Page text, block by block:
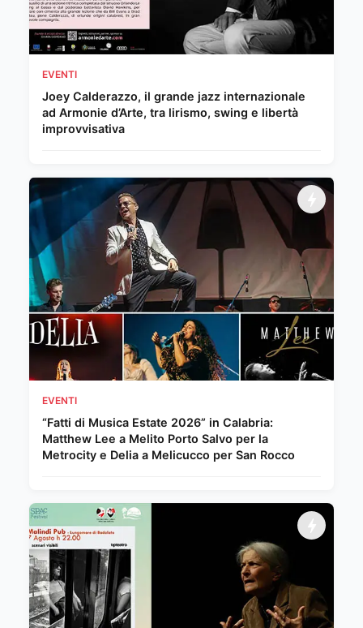
EVENTI
Joey Calderazzo, il grande jazz internazionale
ad Armonie d’Arte, tra lirismo, swing e libertà
improvvisativa
EVENTI
“Fatti di Musica Estate 2026” in Calabria:
Matthew Lee a Melito Porto Salvo per la
Metrocity e Delia a Melicucco per San Rocco